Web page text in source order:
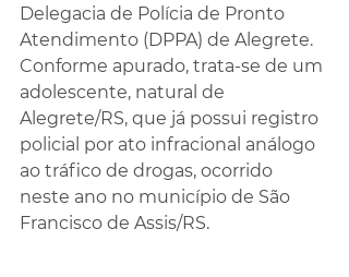
Delegacia de Polícia de Pronto
Atendimento (DPPA) de Alegrete.
Conforme apurado, trata-se de um
adolescente, natural de
Alegrete/RS, que já possui registro
policial por ato infracional análogo
ao tráfico de drogas, ocorrido
neste ano no município de São
Francisco de Assis/RS.